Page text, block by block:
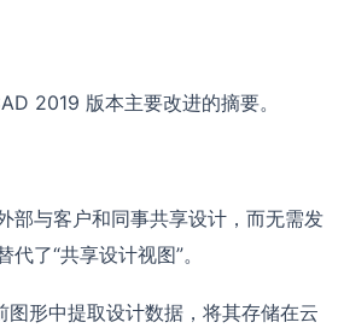
2019 版本主要改进的摘要。
部与客户和同事共享设计，而无需发
了“共享设计视图”。
图形中提取设计数据，将其存储在云